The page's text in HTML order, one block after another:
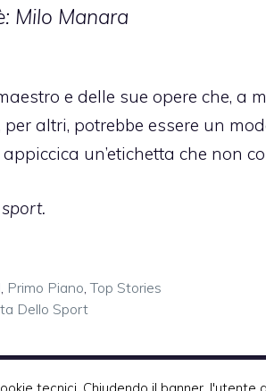
Milo Manara
e delle sue opere che, a
per altri, potrebbe essere un
un’etichetta che non
Primo Piano ,Top Stories
Dello Sport